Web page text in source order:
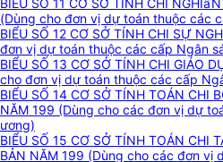
BIỂU SỐ 11 CƠ SỞ TÍNH CHI
(Dùng cho đơn vị dự toán thuộc các
BIỂU SỐ 12 CƠ SỞ TÍNH CHI SỰ
đơn vị dự toán thuộc các cấp Ngân
BIỂU SỐ 13 CƠ SỞ TÍNH CHI GIÁO
cho đơn vị dự toán thuộc các cấp
BIỂU SỐ 14 CƠ SỞ TÍNH TOÁN CHI
NĂM 199 (Dùng cho các đơn vị dự
ương)
BIỂU SỐ 15 CƠ SỞ TÍNH TOÁN CHI
BẢN NĂM 199 (Dùng cho các đơn vị